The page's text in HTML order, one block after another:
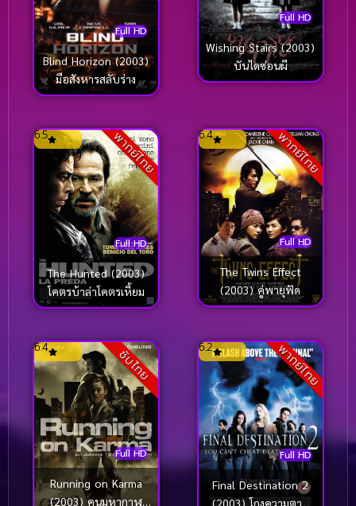
Full HD
Blind Horizon (2003)
มือสังหารสลับร่าง
Full HD
Wishing Stairs (2003)
บันไดซ่อนผี
พากย์ไทย
Full HD
6.5
The Hunted (2003)
โคตรบ้าล่าโคตรเหี้ยม
พากย์ไทย
Full HD
6.4
The Twins Effect
(2003) คู่พายุฟัด
ซับไทย
Full HD
6.4
Running on Karma
(2003) คนมหากาฬ
พากย์ไทย
Full HD
6.2
Final Destination 2
(2003) โกงความตาย